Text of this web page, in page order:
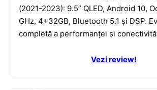
(2021-2023): 9.5” QLED, Android 10,
GHz, 4+32GB, Bluetooth 5.1 și DSP.
completă a performanței și
Vezi review!